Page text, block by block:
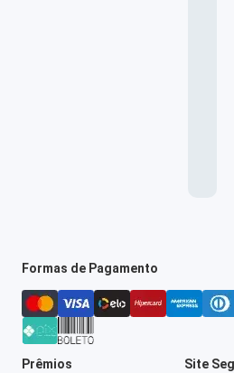
Formas de Pagamento
Prêmios Site